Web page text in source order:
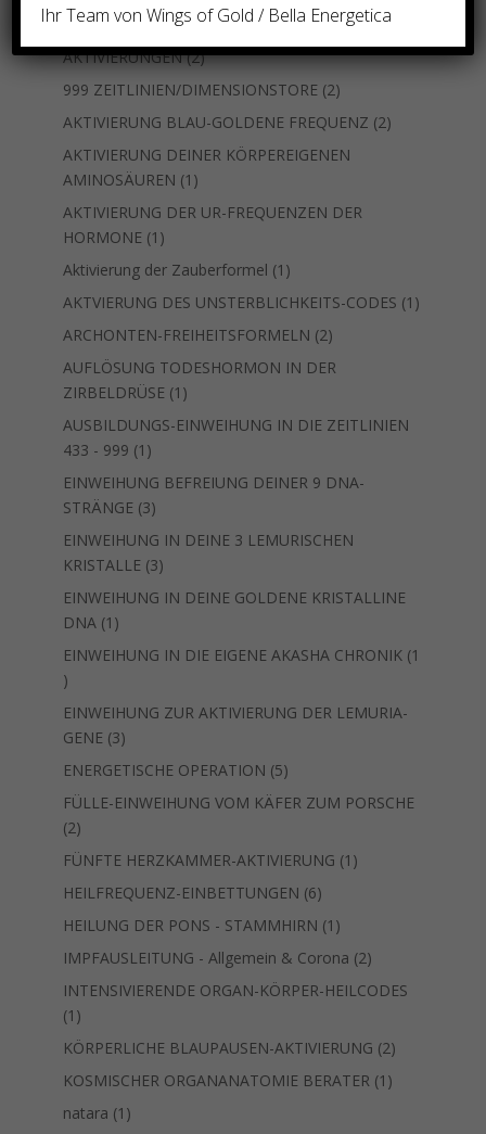
Produkte
999 SKALARWELLEN-FREQUENZ-CODES
AKTIVIERUNGEN 22
Produkte
999 ZEITLINIEN/DIMENSIONSTORE 22
Produkte
AKTIVIERUNG BLAU-GOLDENE FREQUENZ 22
AKTIVIERUNG DEINER KÖRPEREIGENEN
AMINOSÄUREN 1 1
Produkt
AKTIVIERUNG DER UR-FREQUENZEN DER
HORMONE 1 1
Produkt
Aktivierung der Zauberformel 1 1
Produkt
AKTVIERUNG DES UNSTERBLICHKEITS-CODES 1 1
ARCHONTEN-FREIHEITSFORMELN 22
Produkte
AUFLÖSUNG TODESHORMON IN DER
ZIRBELDRÜSE 1 1
Produkt
AUSBILDUNGS-EINWEIHUNG IN DIE ZEITLINIEN
433 - 999 1 1
Produkt
EINWEIHUNG BEFREIUNG DEINER 9 DNA-
STRÄNGE 33
Produkte
EINWEIHUNG IN DEINE 3 LEMURISCHEN
KRISTALLE 33
Produkte
EINWEIHUNG IN DEINE GOLDENE KRISTALLINE
DNA 1 1
Produkt
EINWEIHUNG IN DIE EIGENE AKASHA CHRONIK 1
1
Produkt
EINWEIHUNG ZUR AKTIVIERUNG DER LEMURIA-
GENE 33
Produkte
ENERGETISCHE OPERATION 55
Produkte
FÜLLE-EINWEIHUNG VOM KÄFER ZUM PORSCHE
22
Produkte
FÜNFTE HERZKAMMER-AKTIVIERUNG 1 1
HEILFREQUENZ-EINBETTUNGEN 66
Produkte
HEILUNG DER PONS - STAMMHIRN 1 1
Produkt
IMPFAUSLEITUNG - Allgemein & Corona 22
Produkte
INTENSIVIERENDE ORGAN-KÖRPER-HEILCODES
1 1
Produkt
KÖRPERLICHE BLAUPAUSEN-AKTIVIERUNG 22
Produkte
KOSMISCHER ORGANANATOMIE BERATER 1 1
natara 1 1
Ihr Team von Wings of Gold / Bella Energetica